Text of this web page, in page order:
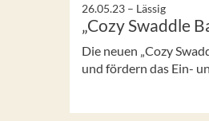
26.05.23 – Lässig
„Cozy Swaddle
Die neuen „Cozy
und fördern das Ein-